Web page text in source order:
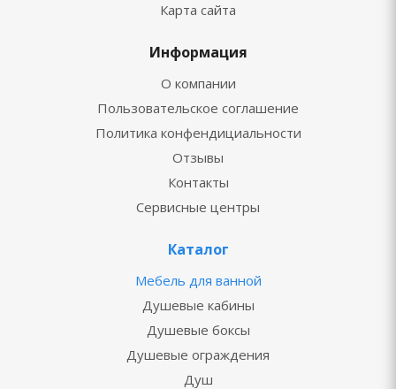
Карта сайта
Информация
О компании
Пользовательское соглашение
Политика конфендициальности
Отзывы
Контакты
Сервисные центры
Каталог
Мебель для ванной
Душевые кабины
Душевые боксы
Душевые ограждения
Душ